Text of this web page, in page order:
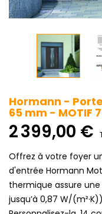
Hormann -
65 mm - MOTIF
2 399,00 €
Offrez à votre foyer
d'entrée Hormann
thermique assure
jusqu’à 0,87 W/